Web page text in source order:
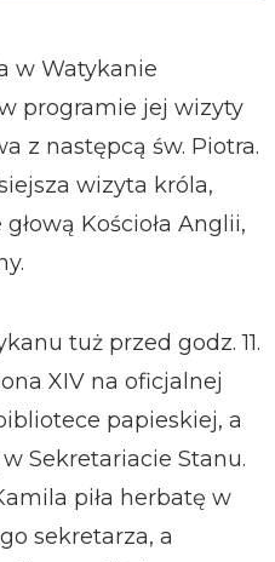
w Watykanie
programie jej wizyty
z następcą św. Piotra.
wizyta króla,
Kościoła Anglii,
tuż przed godz. 11.
XIV na oficjalnej
papieskiej, a
Sekretariacie Stanu.
piła herbatę w
sekretarza, a